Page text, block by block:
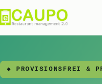
◆ PROVISIONSFREI &